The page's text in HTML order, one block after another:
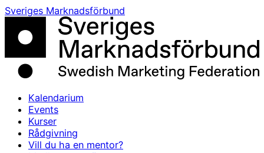
Skip
content
Sveriges Marknadsförbund
Kalendarium
Events
Kurser
Rådgivning
Vill du ha en mentor?